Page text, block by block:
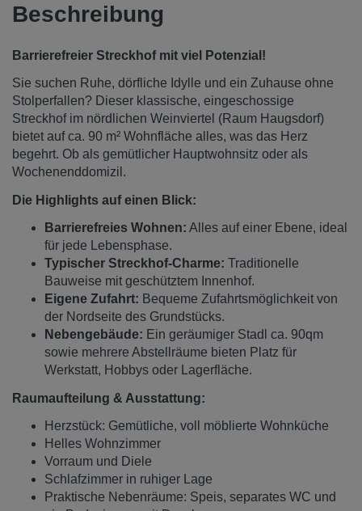
Beschreibung
Barrierefreier Streckhof mit viel Potenzial!
Sie suchen Ruhe, dörfliche Idylle und ein Zuhause ohne
Stolperfallen? Dieser klassische, eingeschossige
Streckhof im nördlichen Weinviertel (Raum Haugsdorf)
bietet auf ca. 90 m² Wohnfläche alles, was das Herz
begehrt. Ob als gemütlicher Hauptwohnsitz oder als
Wochenenddomizil.
Die Highlights auf einen Blick:
Barrierefreies Wohnen: Alles auf einer Ebene, ideal
für jede Lebensphase.
Typischer Streckhof-Charme: Traditionelle
Bauweise mit geschütztem Innenhof.
Eigene Zufahrt: Bequeme Zufahrtsmöglichkeit von
der Nordseite des Grundstücks.
Nebengebäude: Ein geräumiger Stadl ca. 90qm
sowie mehrere Abstellräume bieten Platz für
Werkstatt, Hobbys oder Lagerfläche.
Raumaufteilung & Ausstattung:
Herzstück: Gemütliche, voll möblierte Wohnküche
Helles Wohnzimmer
Vorraum und Diele
Schlafzimmer in ruhiger Lage
Praktische Nebenräume: Speis, separates WC und